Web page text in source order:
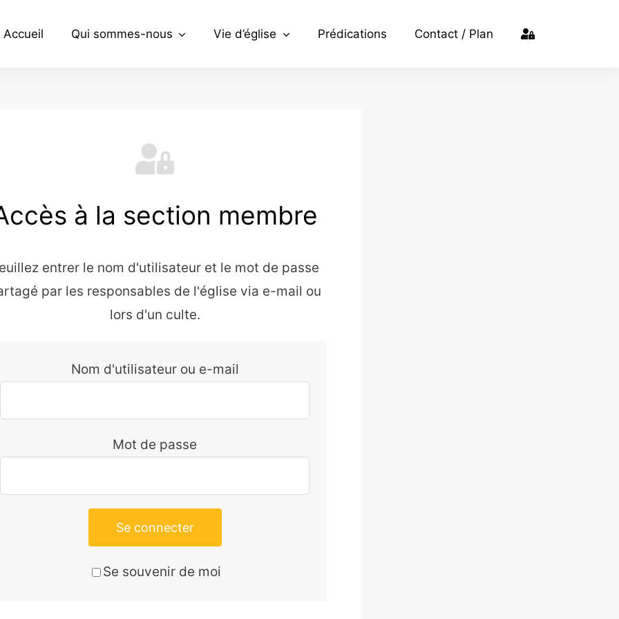
Accueil Qui sommes-nous Vie d’église Prédications Contact / Plan
à la section membre
entrer le nom d'utilisateur et le mot de passe
par les responsables de l'église via e-mail ou
lors d'un culte.
Nom d'utilisateur ou e-mail
Mot de passe
Se connecter
Se souvenir de moi